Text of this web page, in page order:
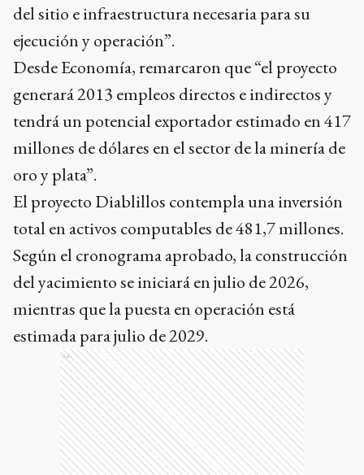
del sitio e infraestructura necesaria para su
ejecución y operación”.
Desde Economía, remarcaron que “el proyecto
generará 2013 empleos directos e indirectos y
tendrá un potencial exportador estimado en 417
millones de dólares en el sector de la minería de
oro y plata”.
El proyecto Diablillos contempla una inversión
total en activos computables de 481,7 millones.
Según el cronograma aprobado, la construcción
del yacimiento se iniciará en julio de 2026,
mientras que la puesta en operación está
estimada para julio de 2029.
Ads